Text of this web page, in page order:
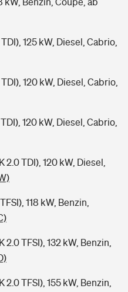
125 kW, Diesel, Cabrio,
120 kW, Diesel, Cabrio,
120 kW, Diesel, Cabrio,
2.0 TDI), 120 kW, Diesel,
118 kW, Benzin,
2.0 TFSI), 132 kW, Benzin,
2.0 TFSI), 155 kW, Benzin,